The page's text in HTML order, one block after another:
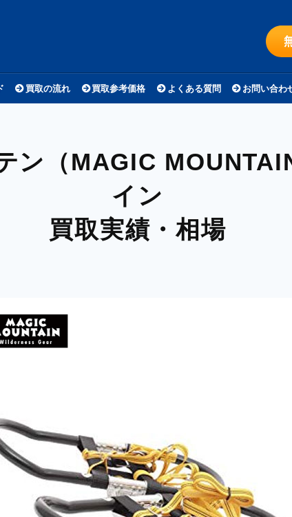
買取の流れ 買取参考価格 よくある質問 お問い合わ
ン（MAGIC
イン
買取実績・相場